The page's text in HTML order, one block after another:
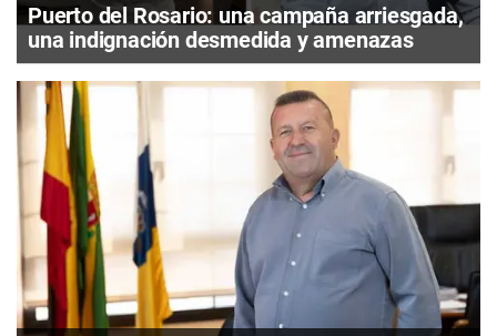
Puerto del Rosario: una campaña arriesgada,
una indignación desmedida y amenazas